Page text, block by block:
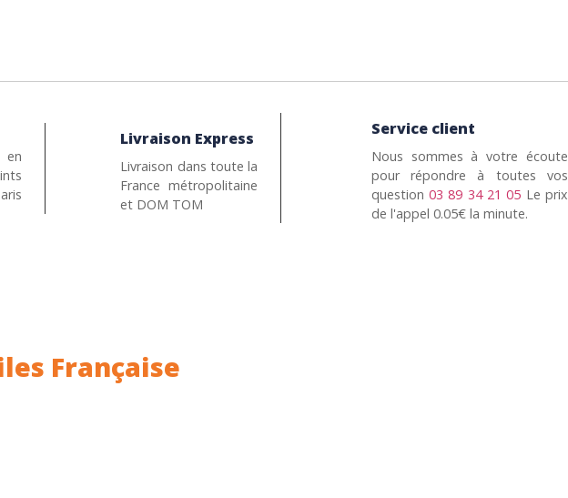
en
Livraison Express
Livraison dans toute la
France métropolitaine
et DOM TOM
Service client
Nous sommes à votre écoute
pour répondre à toutes vos
question03 89 34 21 05 Le prix
de l'appel 0.05€ la minute.
Française